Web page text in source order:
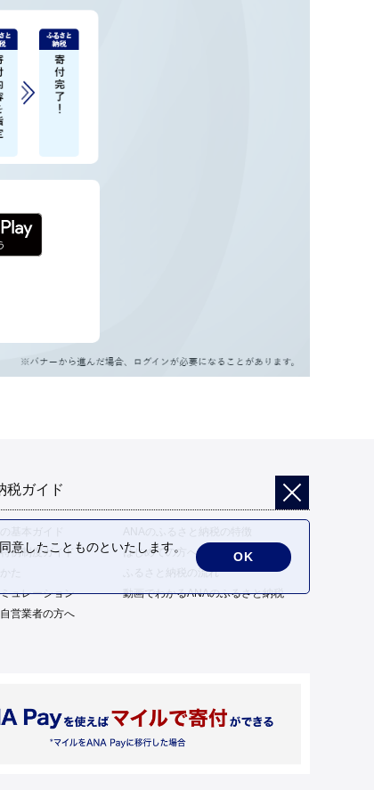
税ガイド
基本ガイド
ANAのふるさと納税の特徴
例制度ガイド
はじめての方へ
ふるさと納税の流れ
ュレーション
動画でわかるANAのふるさと納税
営業者の方へ
したことものといたします。
OK